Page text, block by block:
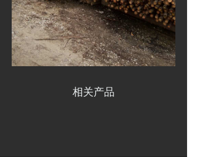
相关产品